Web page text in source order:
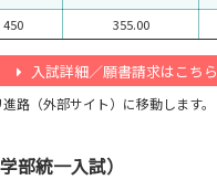
450 355.00
入試詳細／願書請求はこちら
路（外部サイト）に移動します。
部統一入試）